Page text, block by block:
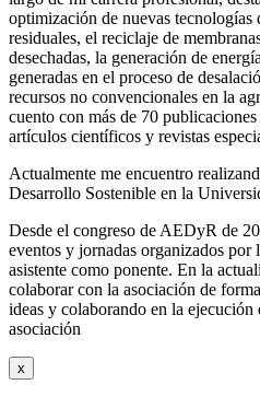
optimización de nuevas tecnologías
residuales, el reciclaje de
desechadas, la generación de
generadas en el proceso de
recursos no convencionales en la
cuento con más de 70
artículos científicos y revistas
Actualmente me encuentro
Desarrollo Sostenible en la
Desde el congreso de AEDyR de
eventos y jornadas organizados por
asistente como ponente. En la
colaborar con la asociación de
ideas y colaborando en la ejecución
asociación
x